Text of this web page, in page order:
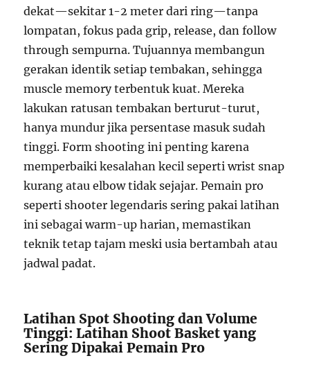
dekat—sekitar 1-2 meter dari ring—tanpa
lompatan, fokus pada grip, release, dan follow
through sempurna. Tujuannya membangun
gerakan identik setiap tembakan, sehingga
muscle memory terbentuk kuat. Mereka
lakukan ratusan tembakan berturut-turut,
hanya mundur jika persentase masuk sudah
tinggi. Form shooting ini penting karena
memperbaiki kesalahan kecil seperti wrist snap
kurang atau elbow tidak sejajar. Pemain pro
seperti shooter legendaris sering pakai latihan
ini sebagai warm-up harian, memastikan
teknik tetap tajam meski usia bertambah atau
jadwal padat.
Latihan Spot Shooting dan Volume
Tinggi: Latihan Shoot Basket yang
Sering Dipakai Pemain Pro